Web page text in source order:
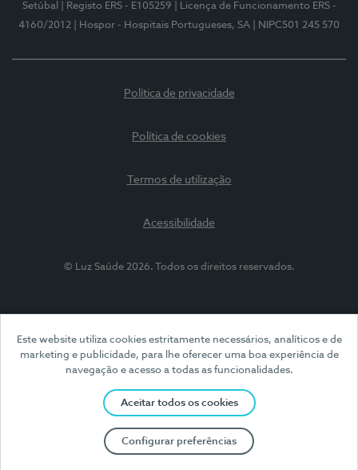
Este website utiliza cookies estritamente necessários, analíticos e de
marketing e publicidade, para lhe oferecer uma boa experiência de
navegação e acesso a todas as funcionalidades.
Aceitar todos os cookies
Configurar preferências
Setúbal
| Registo ERS - E105259
| Licença de Funcionamento ERS -
4160/2012
| Hospor - Hospitais Portugueses, SA | NIPC501 245 570
Política de privacidade
Política de cookies
Termos de utilização
Acessibilidade
© Luz Saúde 2026. Todos os direitos reservados.